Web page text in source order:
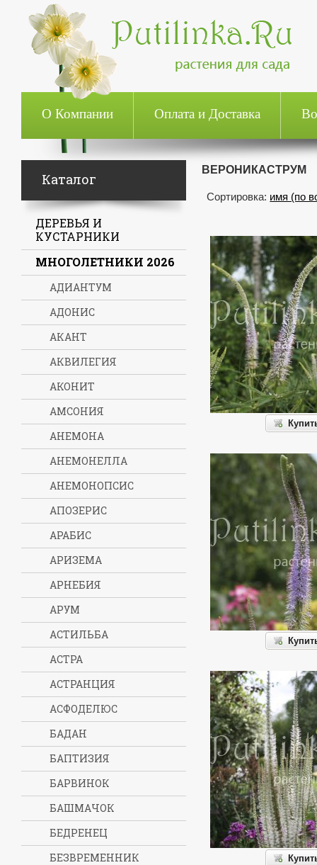
О Компании Оплата и Доставка
ВЕРОНИКАСТРУМ
Сортировка: имя (по
Каталог
ДЕРЕВЬЯ И
КУСТАРНИКИ
МНОГОЛЕТНИКИ 2026
АДИАНТУМ
АДОНИС
АКАНТ
АКВИЛЕГИЯ
АКОНИТ
АМСОНИЯ
АНЕМОНА
АНЕМОНЕЛЛА
АНЕМОНОПСИС
АПОЗЕРИС
АРАБИС
АРИЗЕМА
АРНЕБИЯ
АРУМ
АСТИЛЬБА
АСТРА
АСТРАНЦИЯ
АСФОДЕЛЮС
БАДАН
БАПТИЗИЯ
БАРВИНОК
БАШМАЧОК
БЕДРЕНЕЦ
БЕЗВРЕМЕННИК